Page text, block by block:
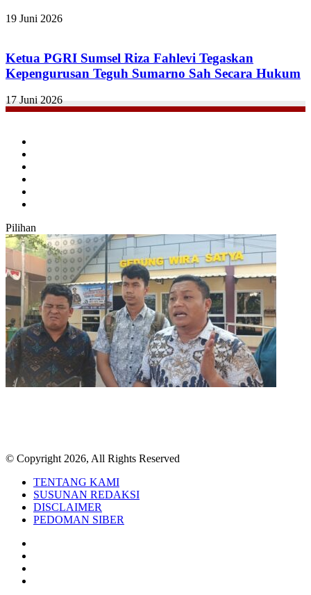
19 Juni 2026
Ketua PGRI Sumsel Riza Fahlevi Tegaskan
Kepengurusan Teguh Sumarno Sah Secara Hukum
17 Juni 2026
Pilihan
© Copyright 2026, All Rights Reserved
TENTANG KAMI
SUSUNAN REDAKSI
DISCLAIMER
PEDOMAN SIBER